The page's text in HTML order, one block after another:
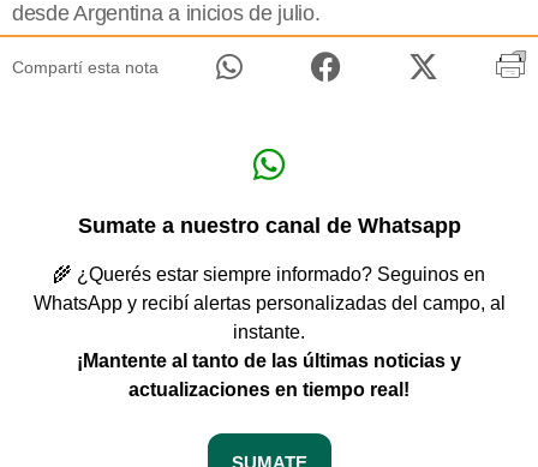
desde Argentina a inicios de julio.
Compartí esta nota
Sumate a nuestro canal de Whatsapp
🌾 ¿Querés estar siempre informado? Seguinos en
WhatsApp y recibí alertas personalizadas del campo, al
instante.
¡Mantente al tanto de las últimas noticias y
actualizaciones en tiempo real!